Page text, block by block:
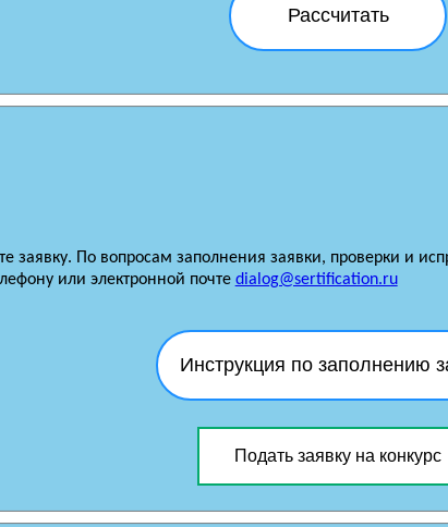
Рассчитать
заявку. По вопросам заполнения заявки, проверки и
или электронной почте dialog@sertification.ru
Инструкция по заполнению
Подать заявку на конкурс